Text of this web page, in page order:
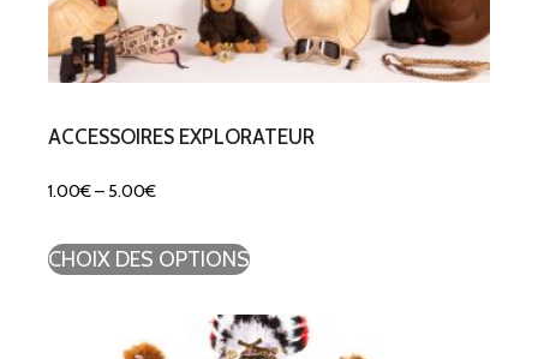
ACCESSOIRES EXPLORATEUR
1.00€– 5.00€
CHOIX DES OPTIONS